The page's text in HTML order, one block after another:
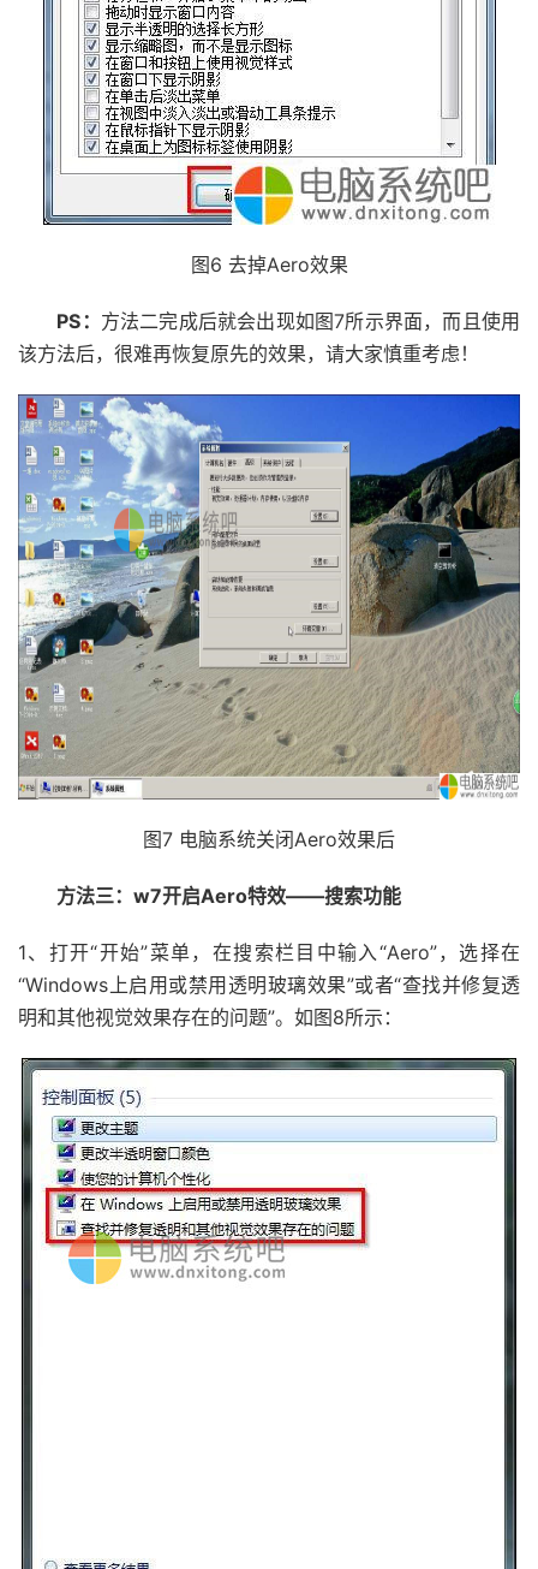
图6 去掉Aero效果
PS： 方法二完成后就会出现如图7所示界面，而且使用
该方法后，很难再恢复原先的效果，请大家慎重考虑！
图7 电脑系统关闭Aero效果后
方法三：w7开启Aero特效——搜索功能
1、打开“开始”菜单，在搜索栏目中输入“Aero”，选择在
“Windows上启用或禁用透明玻璃效果”或者“查找并修复透
明和其他视觉效果存在的问题”。如图8所示：